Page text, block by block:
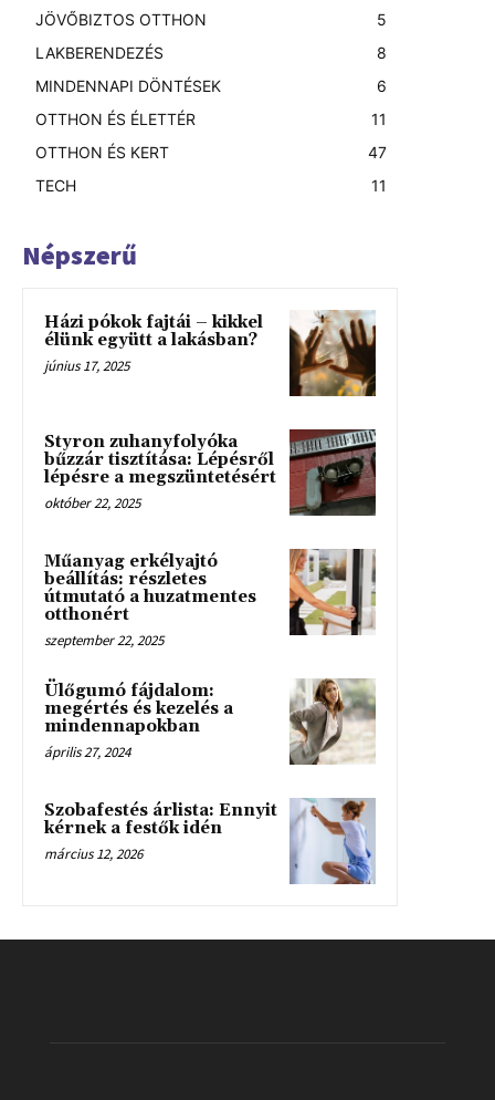
JÖVŐBIZTOS OTTHON
5
LAKBERENDEZÉS
8
MINDENNAPI DÖNTÉSEK
6
OTTHON ÉS ÉLETTÉR
11
OTTHON ÉS KERT
47
TECH
11
Népszerű
Házi pókok fajtái – kikkel
élünk együtt a lakásban?
június 17, 2025
Styron zuhanyfolyóka
bűzzár tisztítása: Lépésről
lépésre a megszüntetésért
október 22, 2025
Műanyag erkélyajtó
beállítás: részletes
útmutató a huzatmentes
otthonért
szeptember 22, 2025
Ülőgumó fájdalom:
megértés és kezelés a
mindennapokban
április 27, 2024
Szobafestés árlista: Ennyit
kérnek a festők idén
március 12, 2026